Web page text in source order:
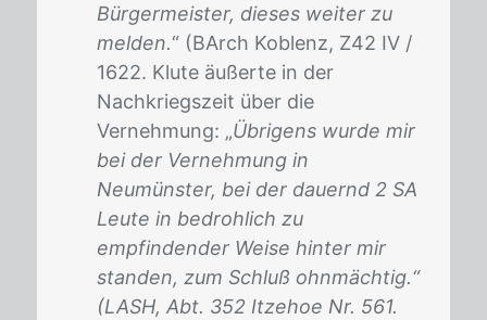
Bürgermeister, dieses weiter zu
melden.“ (BArch Koblenz, Z42 IV /
1622. Klute äußerte in der
Nachkriegszeit über die
Vernehmung: „Übrigens wurde mir
bei der Vernehmung in
Neumünster, bei der dauernd 2 SA
Leute in bedrohlich zu
empfindender Weise hinter mir
standen, zum Schluß ohnmächtig.“
(LASH, Abt. 352 Itzehoe Nr. 561.